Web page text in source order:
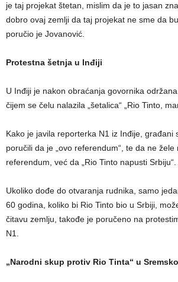
je taj projekat štetan, mislim da je to jasan
dobro ovaj zemlji da taj projekat ne sme da
poručio je Jovanović.
Protestna šetnja u Inđiji
U Inđiji je nakon obraćanja govornika
čijem se čelu nalazila „šetalica“ „Rio Tinto,
Kako je javila reporterka N1 iz Inđije, građani
poručili da je „ovo referendum“, te da ne žele
referendum, već da „Rio Tinto napusti Srbiju“.
Ukoliko dođe do otvaranja rudnika, samo
60 godina, koliko bi Rio Tinto bio u Srbiji,
čitavu zemlju, takođe je poručeno na
N1.
„Narodni skup protiv Rio Tinta“ u